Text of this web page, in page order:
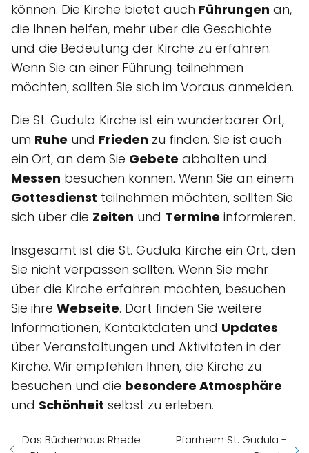
können. Die Kirche bietet auch Führungen an,
die Ihnen helfen, mehr über die Geschichte
und die Bedeutung der Kirche zu erfahren.
Wenn Sie an einer Führung teilnehmen
möchten, sollten Sie sich im Voraus anmelden.
Die St. Gudula Kirche ist ein wunderbarer Ort,
um Ruhe und Frieden zu finden. Sie ist auch
ein Ort, an dem Sie Gebete abhalten und
Messen besuchen können. Wenn Sie an einem
Gottesdienst teilnehmen möchten, sollten Sie
sich über die Zeiten und Termine informieren.
Insgesamt ist die St. Gudula Kirche ein Ort, den
Sie nicht verpassen sollten. Wenn Sie mehr
über die Kirche erfahren möchten, besuchen
Sie ihre Webseite. Dort finden Sie weitere
Informationen, Kontaktdaten und Updates
über Veranstaltungen und Aktivitäten in der
Kirche. Wir empfehlen Ihnen, die Kirche zu
besuchen und die besondere Atmosphäre
und Schönheit selbst zu erleben.
Das Bücherhaus Rhede
Pfarrheim St. Gudula -